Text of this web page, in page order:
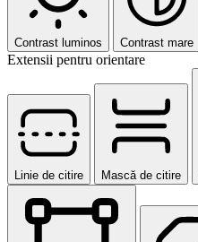
Contrast luminos Contrast mare
Extensii pentru orientare
Linie de citire Mască de citire